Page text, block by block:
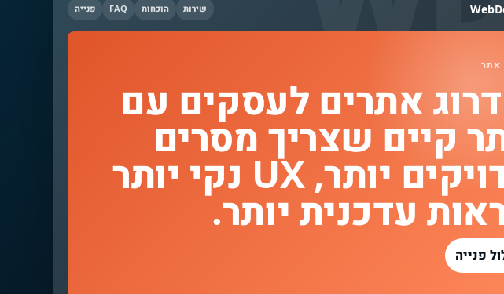
שירות הוכחות FAQ פנייה
אתר
אתרים לעסקים עם
קיים שצריך מסרים
מדויקים יותר, UX נקי יותר
עדכנית יותר.
פנייה